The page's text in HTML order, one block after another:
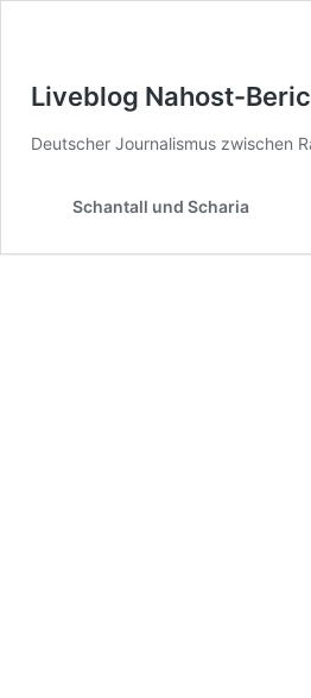
Liveblog Nahost-
Deutscher Journalismus zwischen
Schantall und Scharia